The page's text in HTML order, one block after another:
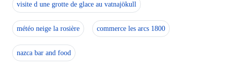
visite d une grotte de glace au vatnajökull
météo neige la rosière commerce les arcs 1800
nazca bar and food